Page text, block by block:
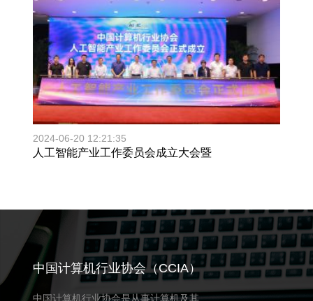
2024-06-20 12:21:35
人工智能产业工作委员会成立大会暨
中国计算机行业协会（CCIA）
中国计算机行业协会是从事计算机及其